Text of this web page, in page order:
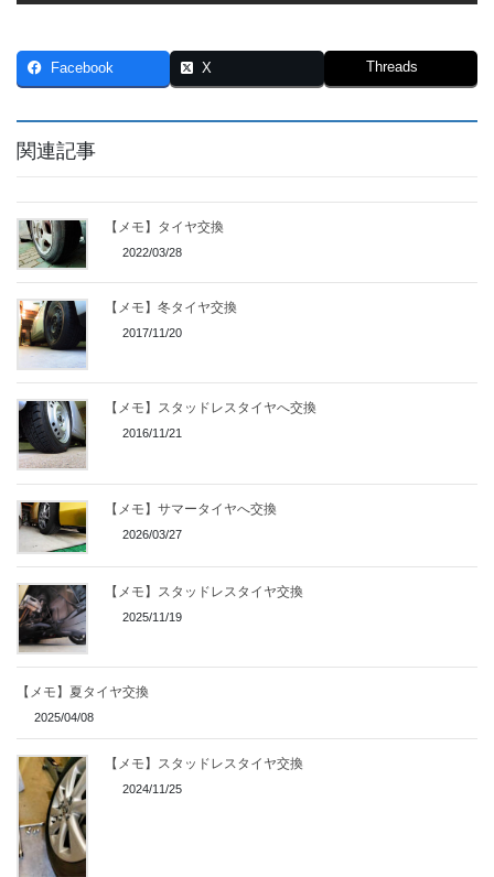
Facebook X Threads
関連記事
【メモ】タイヤ交換
2022/03/28
【メモ】冬タイヤ交換
2017/11/20
【メモ】スタッドレスタイヤへ交換
2016/11/21
【メモ】サマータイヤへ交換
2026/03/27
【メモ】スタッドレスタイヤ交換
2025/11/19
【メモ】夏タイヤ交換
2025/04/08
【メモ】スタッドレスタイヤ交換
2024/11/25